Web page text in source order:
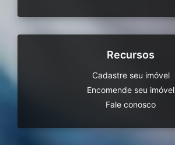
Recursos
Cadastre seu imóvel
Encomende seu imóvel
Fale conosco